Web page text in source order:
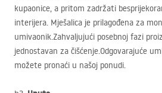
kupaonice, a pritom zadržati
interijera. Mješalica je prilagođena za
umivaonik.Zahvaljujući posebnoj fazi
jednostavan za čišćenje.Odgovarajuće
možete pronaći u našoj ponudi.